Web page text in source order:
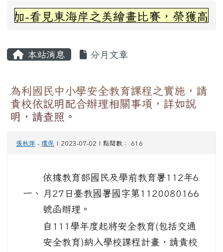
上中區域內容
見東海岸之美繪畫比賽，榮獲高年級
本站消息 分月文章
為利國民中小學安全教育課程之實施，請
貴校依說明配合辦理相關事項，詳如說
明，請查照。
張秋萍 - 環保 | 2023-07-02 | 點閱數： 616
一、
依據教育部國民及學前教育署112年6
月27日臺教國署國字第1120080166
號函辦理。
自111學年度起將安全教育(包括交通
安全教育)納入學校課程計畫，請貴校